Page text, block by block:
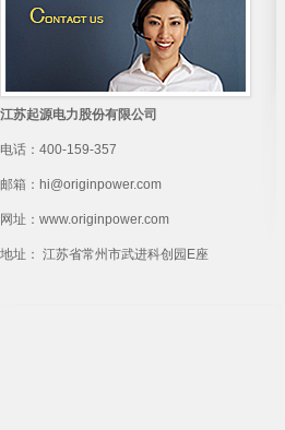
江苏起源电力股份有限公司
电话： 400-159-357
邮箱： hi@originpower.com
网址： www.originpower.com
地址： 江苏省常州市武进科创园E座